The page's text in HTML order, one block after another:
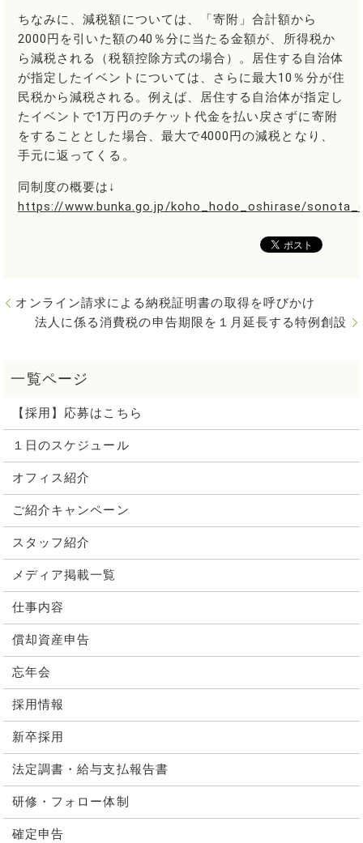
ちなみに、減税額については、「寄附」合計額から
2000円を引いた額の40％分に当たる金額が、所得税か
ら減税される（税額控除方式の場合）。居住する自治体
が指定したイベントについては、さらに最大10％分が住
民税から減税される。例えば、居住する自治体が指定し
たイベントで1万円のチケット代金を払い戻さずに寄附
をすることとした場合、最大で4000円の減税となり、
手元に返ってくる。
同制度の概要は↓
https://www.bunka.go.jp/koho_hodo_oshirase/
オンライン請求による納税証明書の取得を呼びかけ
法人に係る消費税の申告期限を１月延長する特例創設
【採用】応募はこちら
１日のスケジュール
オフィス紹介
ご紹介キャンペーン
スタッフ紹介
メディア掲載一覧
仕事内容
償却資産申告
忘年会
採用情報
新卒採用
法定調書・給与支払報告書
研修・フォロー体制
確定申告